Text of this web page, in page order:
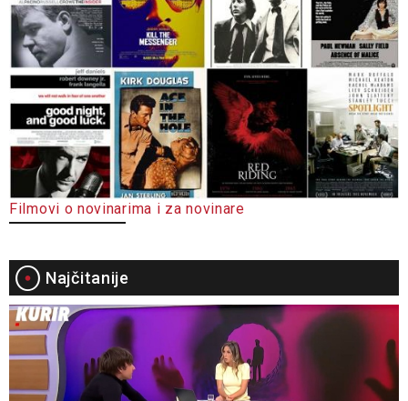
Filmovi o novinarima i za novinare
Najčitanije